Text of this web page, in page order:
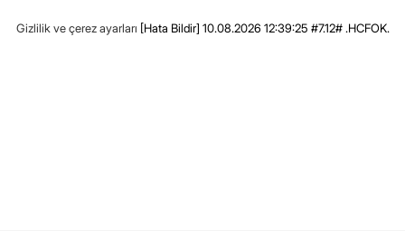
Gizlilik ve çerez ayarları [Hata Bildir] 10.08.2026 12:39:25 #7.12# .HCFOK.